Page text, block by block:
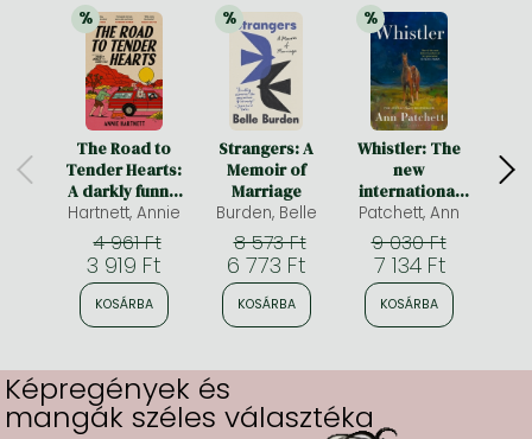
21%
% kedvezmény
The Road to
Tender Hearts:
A darkly funny,
hopeful and
uplifting novel
about second
chances for fans
of The Wedding
People and
Hartnett, Annie
4 961 Ft
3 919 Ft
KOSÁRBA
21%
% kedvezmény
Strangers: A
Memoir of
Marriage
Burden, Belle
8 573 Ft
6 773 Ft
KOSÁRBA
21%
% kedvezmény
Whistler: The
new
international
bestseller from
the author of
Tom Lake and
The Dutch
House
Patchett, Ann
9 030 Ft
7 134 Ft
KOSÁRBA
Képregények és
mangák széles választéka